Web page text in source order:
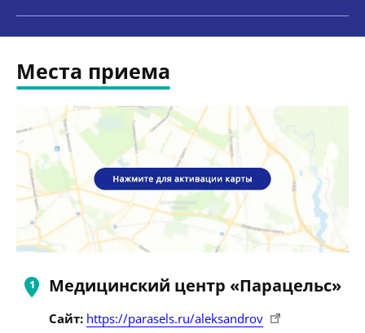
Места приема
Медицинский центр «Парацельс»
Сайт: https://parasels.ru/aleksandrov